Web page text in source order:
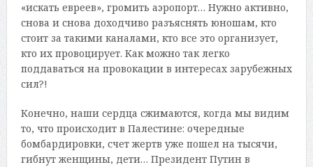
«искать евреев», громить аэропорт… Нужно активно,
снова и снова доходчиво разъяснять юношам, кто
стоит за такими каналами, кто все это организует,
кто их провоцирует. Как можно так легко
поддаваться на провокации в интересах зарубежных
сил?!
Конечно, наши сердца сжимаются, когда мы видим
то, что происходит в Палестине: очередные
бомбардировки, счет жертв уже пошел на тысячи,
гибнут женщины, дети… Президент Путин в